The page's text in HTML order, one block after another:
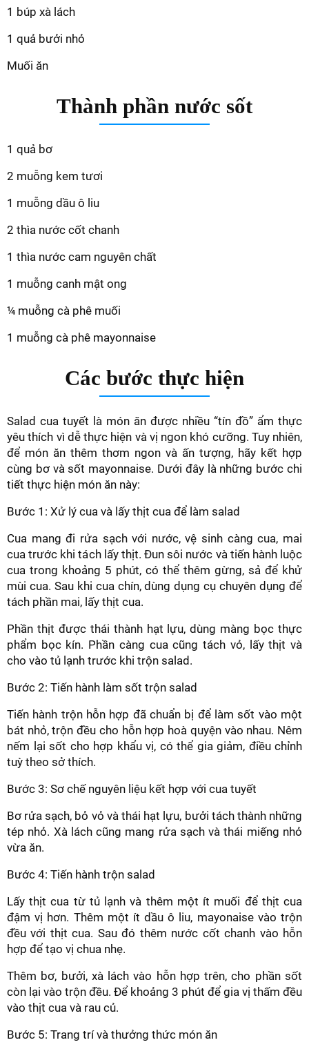
1 búp xà lách
1 quả bưởi nhỏ
Muối ăn
Thành phần nước sốt
1 quả bơ
2 muỗng kem tươi
1 muỗng dầu ô liu
2 thìa nước cốt chanh
1 thìa nước cam nguyên chất
1 muỗng canh mật ong
¼ muỗng cà phê muối
1 muỗng cà phê mayonnaise
Các bước thực hiện
Salad cua tuyết là món ăn được nhiều “tín đồ” ẩm thực
yêu thích vì dễ thực hiện và vị ngon khó cưỡng. Tuy nhiên,
để món ăn thêm thơm ngon và ấn tượng, hãy kết hợp
cùng bơ và sốt mayonnaise. Dưới đây là những bước chi
tiết thực hiện món ăn này:
Bước 1: Xử lý cua và lấy thịt cua để làm salad
Cua mang đi rửa sạch với nước, vệ sinh càng cua, mai
cua trước khi tách lấy thịt. Đun sôi nước và tiến hành luộc
cua trong khoảng 5 phút, có thể thêm gừng, sả để khử
mùi cua. Sau khi cua chín, dùng dụng cụ chuyên dụng để
tách phần mai, lấy thịt cua.
Phần thịt được thái thành hạt lựu, dùng màng bọc thực
phẩm bọc kín. Phần càng cua cũng tách vỏ, lấy thịt và
cho vào tủ lạnh trước khi trộn salad.
Bước 2: Tiến hành làm sốt trộn salad
Tiến hành trộn hỗn hợp đã chuẩn bị để làm sốt vào một
bát nhỏ, trộn đều cho hỗn hợp hoà quyện vào nhau. Nêm
nếm lại sốt cho hợp khẩu vị, có thể gia giảm, điều chỉnh
tuỳ theo sở thích.
Bước 3: Sơ chế nguyên liệu kết hợp với cua tuyết
Bơ rửa sạch, bỏ vỏ và thái hạt lựu, bưởi tách thành những
tép nhỏ. Xà lách cũng mang rửa sạch và thái miếng nhỏ
vừa ăn.
Bước 4: Tiến hành trộn salad
Lấy thịt cua từ tủ lạnh và thêm một ít muối để thịt cua
đậm vị hơn. Thêm một ít dầu ô liu, mayonaise vào trộn
đều với thịt cua. Sau đó thêm nước cốt chanh vào hỗn
hợp để tạo vị chua nhẹ.
Thêm bơ, bưởi, xà lách vào hỗn hợp trên, cho phần sốt
còn lại vào trộn đều. Để khoảng 3 phút để gia vị thấm đều
vào thịt cua và rau củ.
Bước 5: Trang trí và thưởng thức món ăn